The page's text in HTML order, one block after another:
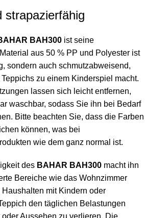
strapazierfähig
BAH300 ist seine
aus 50 % PP und Polyester ist
sondern auch schmutzabweisend,
zu einem Kinderspiel macht.
lassen sich leicht entfernen,
waschbar, sodass Sie ihn bei Bedarf
Bitte beachten Sie, dass die Farben
können, was bei
wie dem ganz normal ist.
des BAHAR BAH300 macht ihn
Bereiche wie das Wohnzimmer
mit Kindern oder
den täglichen Belastungen
Aussehen zu verlieren. Die